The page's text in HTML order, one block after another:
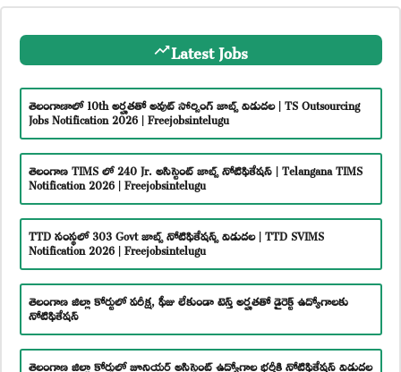
Latest Jobs
తెలంగాణాలో 10th అర్హతతో అవుట్ సోర్సింగ్ జాబ్స్ విడుదల | TS Outsourcing
Jobs Notification 2026 | Freejobsintelugu
తెలంగాణ TIMS లో 240 Jr. అసిస్టెంట్ జాబ్స్ నోటిఫికేషన్ | Telangana TIMS
Notification 2026 | Freejobsintelugu
TTD సంస్థలో 303 Govt జాబ్స్ నోటిఫికేషన్స్ విడుదల | TTD SVIMS
Notification 2026 | Freejobsintelugu
తెలంగాణ జిల్లా కోర్టులో పరీక్ష, ఫీజు లేకుండా టెన్త్ అర్హతతో డైరెక్ట్ ఉద్యోగాలకు
నోటిఫికేషన్
తెలంగాణ జిల్లా కోర్టులో జూనియర్ అసిస్టెంట్ ఉద్యోగాల భర్తీకి నోటిఫికేషన్ విడుదల